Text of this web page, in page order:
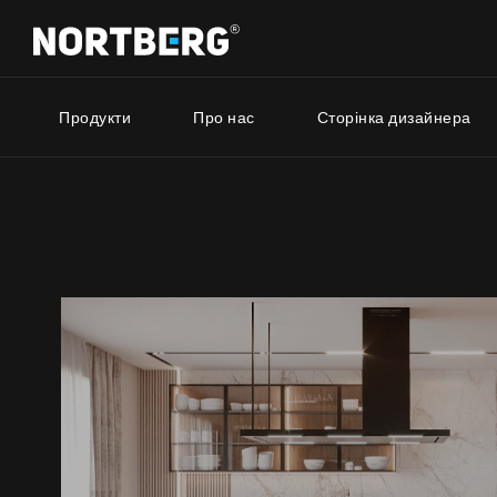
Продукти
Витяжки Вбудовані
Витяжки Стельові
Витяжки Циліндричні
Витяжки Декоративні
Витяжки Повновбудовані
Витяжки Телескопічні
Витяжки Інтегровані
Витяжки
будинку
Витяжки
кухнної
Про нас Сторінка дизайнера
БАЧИТИ ВСЕ